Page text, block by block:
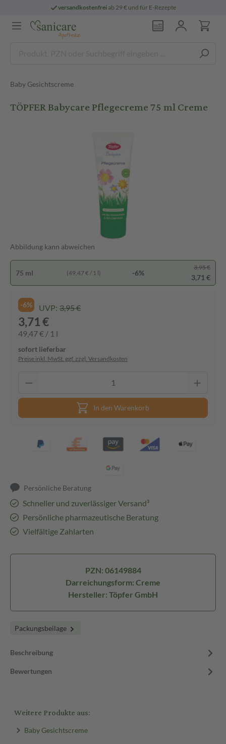
versandkostenfreiab 29 € und für E-Rezepte
Baby Gesichtscreme
TÖPFER Babycare Pflegecreme 75 ml Creme
Abbildung kann abweichen
75 ml (49,47 € / 1 l) -6%
3,95 €
3,71 €
-6% UVP: 3,95 €
3,71 €
49,47 € / 1 l
sofort lieferbar
Preise inkl. MwSt. ggf. zzgl. Versandkosten
In den Warenkorb
Persönliche Beratung
Schneller und zuverlässiger Versand³
Persönliche pharmazeutische Beratung
Vielfältige Zahlarten
PZN: 06149884
Darreichungsform: Creme
Hersteller: Töpfer GmbH
Packungsbeilage
Beschreibung
Bewertungen
Weitere Produkte aus:
Baby Gesichtscreme